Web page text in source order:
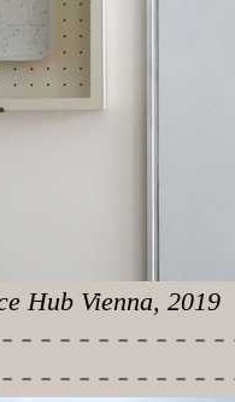
Hub Vienna, 2019